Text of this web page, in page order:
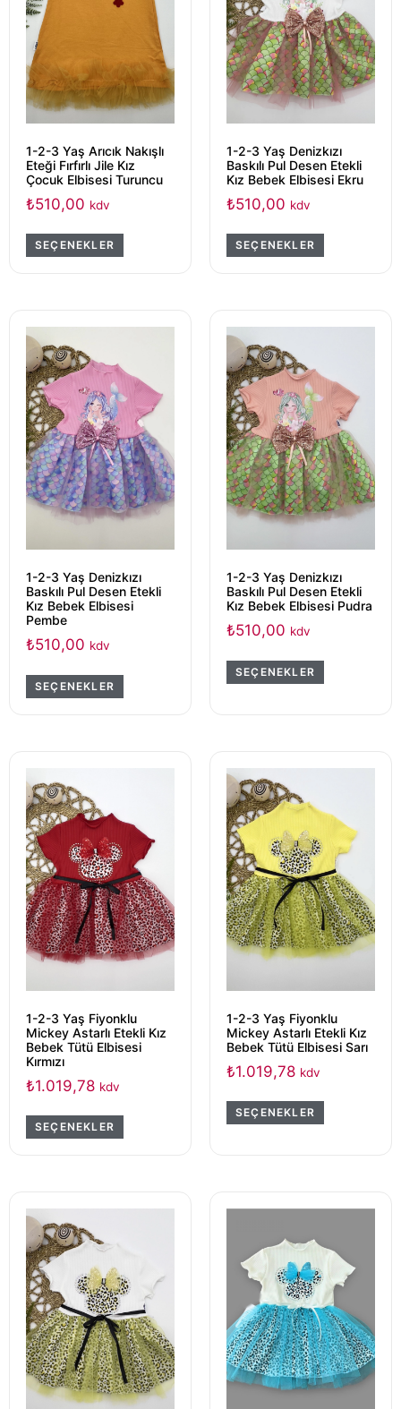
1-2-3 Yaş Arıcık Nakışlı
Eteği Fırfırlı Jile Kız
Çocuk Elbisesi Turuncu
₺510,00 kdv
SEÇENEKLER
1-2-3 Yaş Denizkızı
Baskılı Pul Desen Etekli
Kız Bebek Elbisesi Ekru
₺510,00 kdv
SEÇENEKLER
1-2-3 Yaş Denizkızı
Baskılı Pul Desen Etekli
Kız Bebek Elbisesi
Pembe
₺510,00 kdv
SEÇENEKLER
1-2-3 Yaş Denizkızı
Baskılı Pul Desen Etekli
Kız Bebek Elbisesi Pudra
₺510,00 kdv
SEÇENEKLER
1-2-3 Yaş Fiyonklu
Mickey Astarlı Etekli Kız
Bebek Tütü Elbisesi
Kırmızı
₺1.019,78 kdv
SEÇENEKLER
1-2-3 Yaş Fiyonklu
Mickey Astarlı Etekli Kız
Bebek Tütü Elbisesi Sarı
₺1.019,78 kdv
SEÇENEKLER